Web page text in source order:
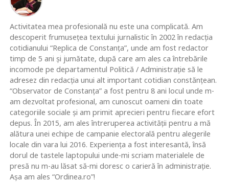
Activitatea mea profesională nu este una complicată. Am
descoperit frumusețea textului jurnalistic în 2002 în redacția
cotidianului “Replica de Constanța”, unde am fost redactor
timp de 5 ani și jumătate, după care am ales ca întrebările
incomode pe departamentul Politică / Administrație să le
adresez din redacția unui alt important cotidian constănțean.
“Observator de Constanța” a fost pentru 8 ani locul unde m-
am dezvoltat profesional, am cunoscut oameni din toate
categoriile sociale și am primit aprecieri pentru fiecare efort
depus. În 2015, am ales întreruperea activității pentru a mă
alătura unei echipe de campanie electorală pentru alegerile
locale din vara lui 2016. Experiența a fost interesantă, însă
dorul de tastele laptopului unde-mi scriam materialele de
presă nu m-au lăsat să-mi doresc o carieră în administrație.
Așa am ales “Ordinea.ro”!